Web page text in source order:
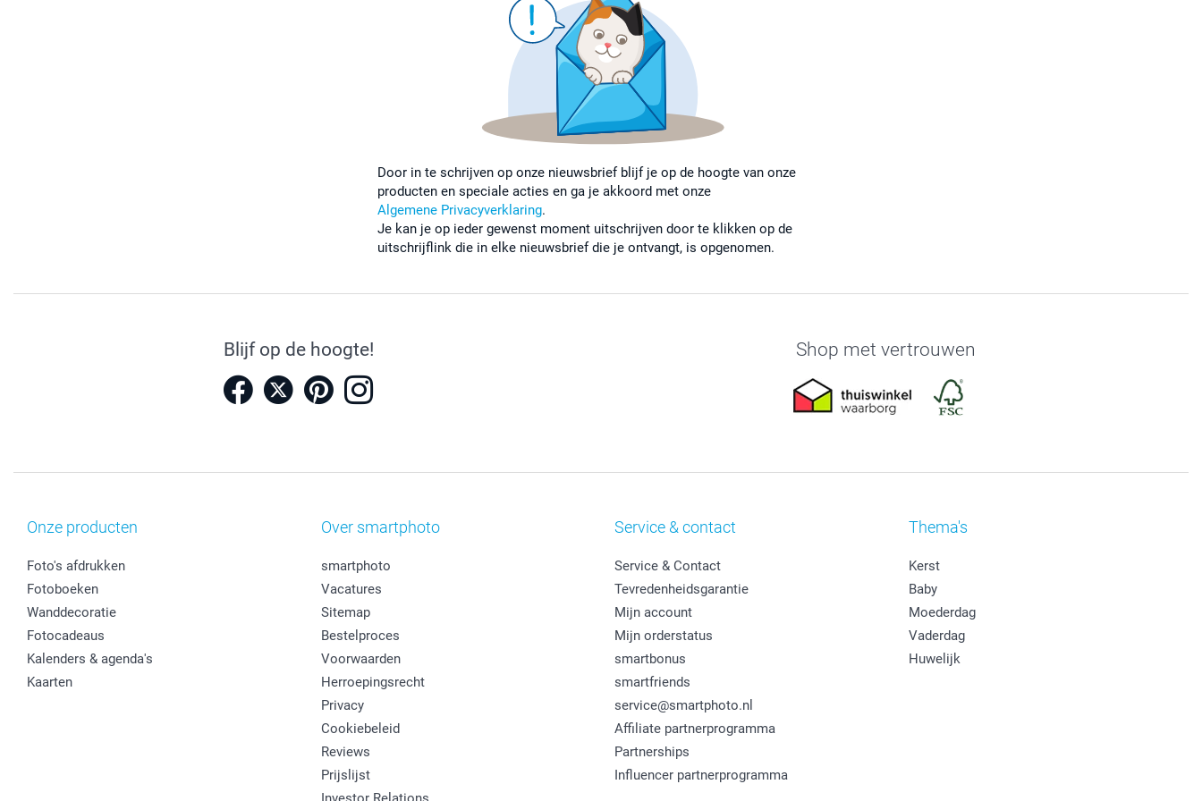
Door in te schrijven op onze nieuwsbrief blijf je op de hoogte van onze
producten en speciale acties en ga je akkoord met onze
Algemene Privacyverklaring.
Je kan je op ieder gewenst moment uitschrijven door te klikken op de
uitschrijflink die in elke nieuwsbrief die je ontvangt, is opgenomen.
Blijf op de hoogte! Shop met vertrouwen
Onze producten
Foto's afdrukken
Fotoboeken
Wanddecoratie
Fotocadeaus
Kalenders & agenda's
Kaarten
Over smartphoto
smartphoto
Vacatures
Sitemap
Bestelproces
Voorwaarden
Herroepingsrecht
Privacy
Cookiebeleid
Reviews
Prijslijst
Service & contact
Service & Contact
Tevredenheidsgarantie
Mijn account
Mijn orderstatus
smartbonus
smartfriends
service@smartphoto.nl
Affiliate partnerprogramma
Partnerships
Influencer partnerprogramma
Thema's
Kerst
Baby
Moederdag
Vaderdag
Huwelijk